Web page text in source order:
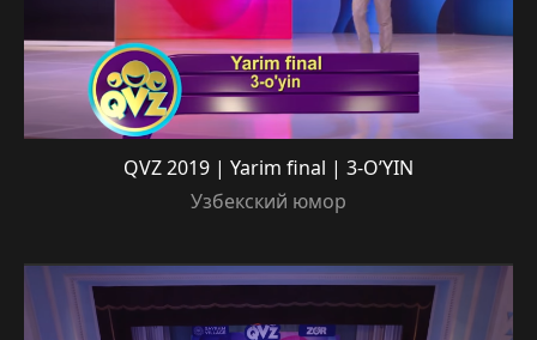
QVZ 2019 | Yarim final | 3-O’YIN
Узбекский юмор